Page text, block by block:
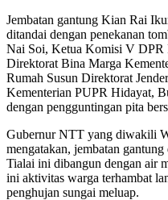
Jembatan gantung Kian Rai
ditandai dengan penekanan
Nai Soi, Ketua Komisi V DPR
Direktorat Bina Marga
Rumah Susun Direktorat
Kementerian PUPR Hidayat,
dengan pengguntingan pita
Gubernur NTT yang diwakili
mengatakan, jembatan
Tialai ini dibangun dengan air
ini aktivitas warga terhambat
penghujan sungai meluap.